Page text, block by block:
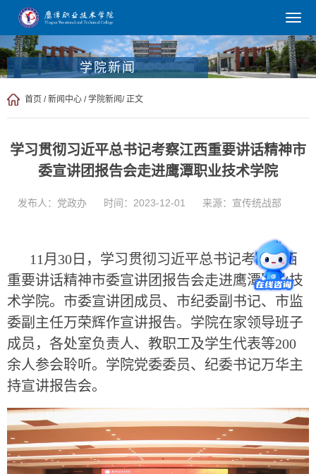
学院新闻
首页 /新闻中心 /学院新闻/ 正文
学习贯彻习近平总书记考察江西重要讲话精神市
委宣讲团报告会走进鹰潭职业技术学院
发布人：党政办 时间：2023-12-01 来源：宣传统战部
11月30日，学习贯彻习近平总书记考察江西
重要讲话精神市委宣讲团报告会走进鹰潭职业技
术学院。市委宣讲团成员、市纪委副书记、市监
委副主任万荣辉作宣讲报告。学院在家领导班子
成员，各处室负责人、教职工及学生代表等200
余人参会聆听。学院党委委员、纪委书记万华主
持宣讲报告会。